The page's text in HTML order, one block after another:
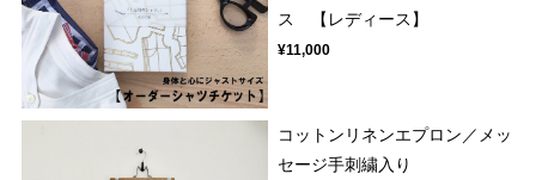
ス 【レディース】
¥11,000
コットンリネンエプロン／メッ
セージ手刺繍入り